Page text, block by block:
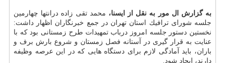
به گزارش ال مور به نقل از ایسنا، محمد تقی زاده درانتها چهارمین
جلسه شورای ترافیك استان تهران در جمع خبرنگاران اظهار داشت:
نخستین دستور جلسه امروز درباب تمهیدات طرح زمستانی بود كه با
عنایت به قرار گیری در آستانه فصل زمستان و شروع بارش برف و
باران، باید آمادگی لازم برای دستگاه هایی كه در این عرصه وظیفه
دارند، ایجاد شود.